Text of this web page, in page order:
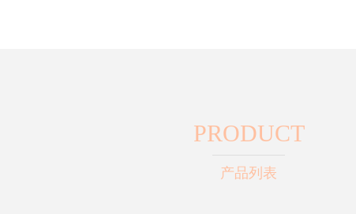
PRODUCT
产品列表